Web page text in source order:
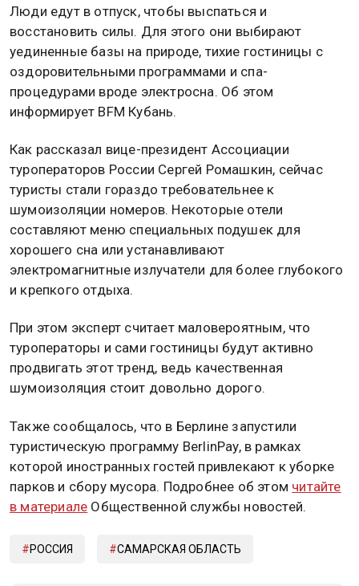
Люди едут в отпуск, чтобы выспаться и
восстановить силы. Для этого они выбирают
уединенные базы на природе, тихие гостиницы с
оздоровительными программами и спа-
процедурами вроде электросна. Об этом
информирует BFM Кубань.
Как рассказал вице-президент Ассоциации
туроператоров России Сергей Ромашкин, сейчас
туристы стали гораздо требовательнее к
шумоизоляции номеров. Некоторые отели
составляют меню специальных подушек для
хорошего сна или устанавливают
электромагнитные излучатели для более глубокого
и крепкого отдыха.
При этом эксперт считает маловероятным, что
туроператоры и сами гостиницы будут активно
продвигать этот тренд, ведь качественная
шумоизоляция стоит довольно дорого.
Также сообщалось, что в Берлине запустили
туристическую программу BerlinPay, в рамках
которой иностранных гостей привлекают к уборке
парков и сбору мусора. Подробнее об этом читайте
в материале Общественной службы новостей.
РОССИЯ САМАРСКАЯ ОБЛАСТЬ